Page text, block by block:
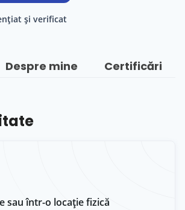
și verificat
Despre mine Certificări
sau într-o locație fizică